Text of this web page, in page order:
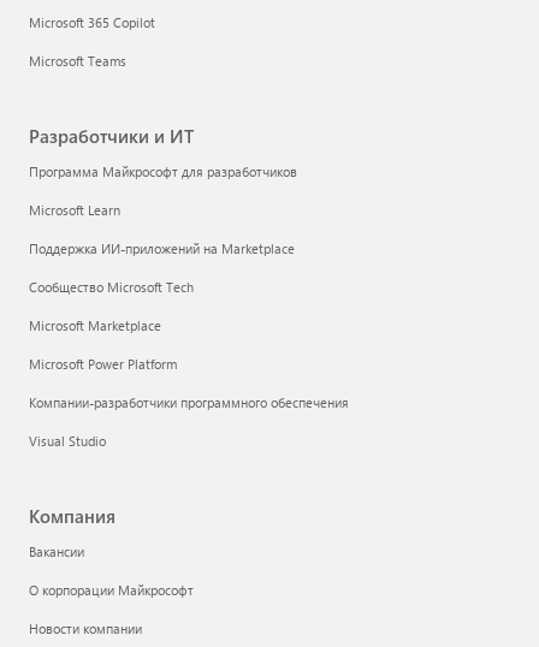
Microsoft 365 Copilot
Microsoft Teams
Разработчики и ИТ
Программа Майкрософт для разработчиков
Microsoft Learn
Поддержка ИИ-приложений на Marketplace
Сообщество Microsoft Tech
Microsoft Marketplace
Microsoft Power Platform
Компании-разработчики программного обеспечения
Visual Studio
Компания
Вакансии
О корпорации Майкрософт
Новости компании